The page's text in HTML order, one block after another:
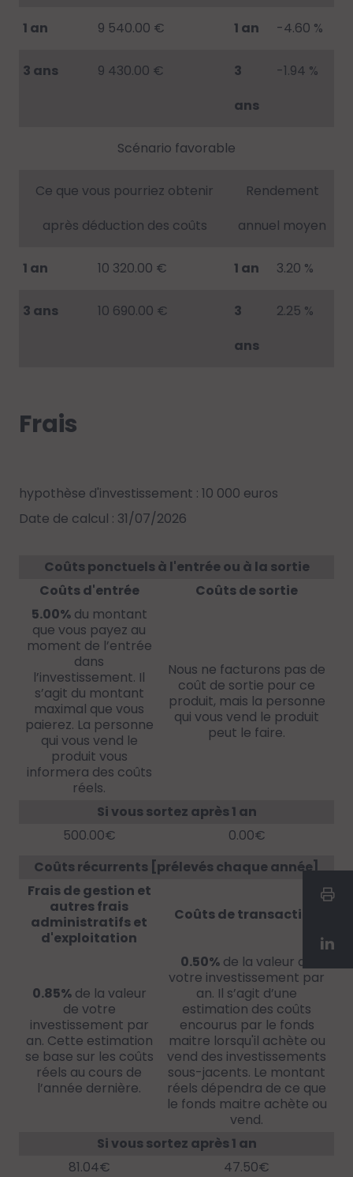
1 an 9 540.00 € 1 an -4.60 %
3 ans 9 430.00 €
3
ans
-1.94 %
Scénario favorable
Ce que vous pourriez obtenir
après déduction des coûts
Rendement
annuel moyen
1 an 10 320.00 € 1 an 3.20 %
3 ans 10 690.00 €
3
ans
2.25 %
Frais
hypothèse d'investissement : 10 000 euros
Date de calcul : 31/07/2026
Coûts ponctuels à l'entrée ou à la sortie
Coûts d'entrée
Coûts de sortie
5.00%du montant
que vous payez au
moment de l’entrée
dans
l’investissement. Il
s’agit du montant
maximal que vous
paierez. La personne
qui vous vend le
produit vous
informera des coûts
réels.
Nous ne facturons pas de
coût de sortie pour ce
produit, mais la personne
qui vous vend le produit
peut le faire.
Si vous sortez après 1 an
500.00€
0.00€
Coûts récurrents [prélevés chaque année]
Frais de gestion et
autres frais
administratifs et
d'exploitation
Coûts de transaction
0.85%de la valeur
de votre
investissement par
an. Cette estimation
se base sur les coûts
réels au cours de
l’année dernière.
0.50%de la valeur de
votre investissement par
an. Il s’agit d’une
estimation des coûts
encourus par le fonds
maitre lorsqu'il achète ou
vend des investissements
sous-jacents. Le montant
réels dépendra de ce que
le fonds maitre achète ou
vend.
Si vous sortez après 1 an
81.04€
47.50€